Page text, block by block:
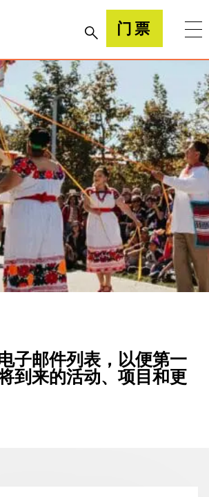
门票
子邮件列表，以便第一
到来的活动、项目和更